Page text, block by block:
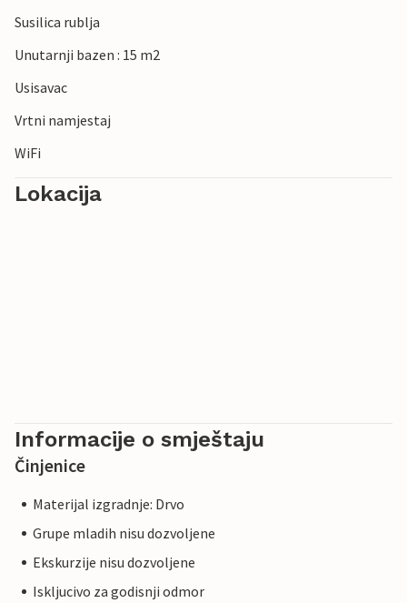
Susilica rublja
Unutarnji bazen : 15 m2
Usisavac
Vrtni namjestaj
WiFi
Lokacija
Informacije o smještaju
Činjenice
Materijal izgradnje: Drvo
Grupe mladih nisu dozvoljene
Ekskurzije nisu dozvoljene
Iskljucivo za godisnji odmor